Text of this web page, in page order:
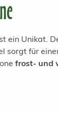
ein Unikat.
sorgt für
frost- und